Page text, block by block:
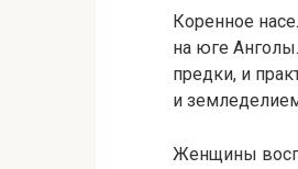
Коренное
на юге
предки, и
и
Женщины